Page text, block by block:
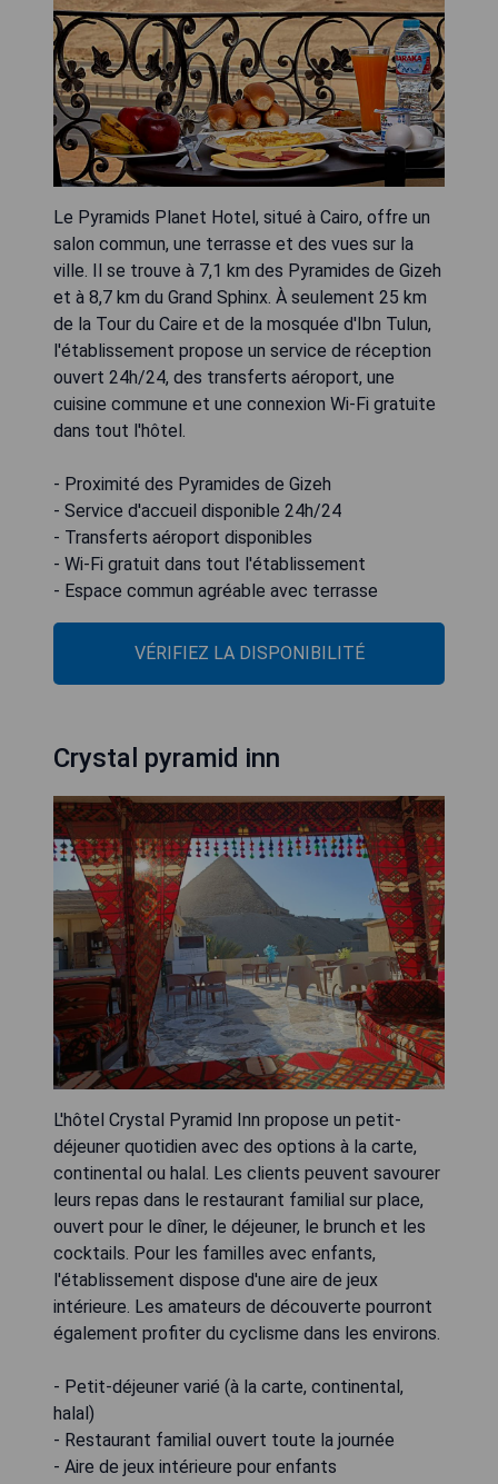
Le Pyramids Planet Hotel, situé à Cairo, offre un
salon commun, une terrasse et des vues sur la
ville. Il se trouve à 7,1 km des Pyramides de Gizeh
et à 8,7 km du Grand Sphinx. À seulement 25 km
de la Tour du Caire et de la mosquée d'Ibn Tulun,
l'établissement propose un service de réception
ouvert 24h/24, des transferts aéroport, une
cuisine commune et une connexion Wi-Fi gratuite
dans tout l'hôtel.
- Proximité des Pyramides de Gizeh
- Service d'accueil disponible 24h/24
- Transferts aéroport disponibles
- Wi-Fi gratuit dans tout l'établissement
- Espace commun agréable avec terrasse
VÉRIFIEZ LA DISPONIBILITÉ
Crystal pyramid inn
L'hôtel Crystal Pyramid Inn propose un petit-
déjeuner quotidien avec des options à la carte,
continental ou halal. Les clients peuvent savourer
leurs repas dans le restaurant familial sur place,
ouvert pour le dîner, le déjeuner, le brunch et les
cocktails. Pour les familles avec enfants,
l'établissement dispose d'une aire de jeux
intérieure. Les amateurs de découverte pourront
également profiter du cyclisme dans les environs.
- Petit-déjeuner varié (à la carte, continental,
halal)
- Restaurant familial ouvert toute la journée
- Aire de jeux intérieure pour enfants